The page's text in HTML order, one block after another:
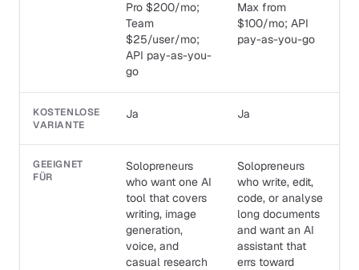
Pro $200/mo;
Team
$25/user/mo;
API pay-as-you-
go
Max from
$100/mo; API
pay-as-you-go
KOSTENLOSE
VARIANTE
Ja Ja
GEEIGNET
FÜR
Solopreneurs
who want one AI
tool that covers
writing, image
generation,
voice, and
casual research
Solopreneurs
who write, edit,
code, or analyse
long documents
and want an AI
assistant that
errs toward